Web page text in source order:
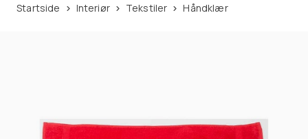
Startside Interiør Tekstiler Håndklær